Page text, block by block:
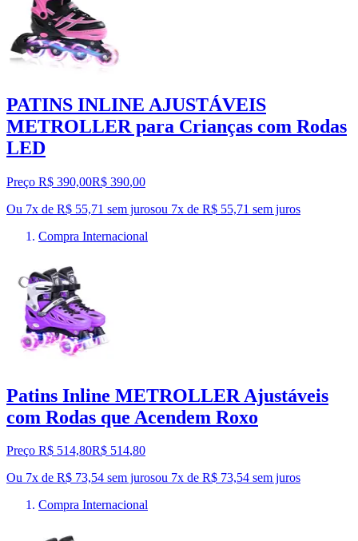
PATINS INLINE AJUSTÁVEIS
METROLLER para Crianças com Rodas
LED
Preço R$ 390,00R$ 390,00
Ou 7x de R$ 55,71 sem jurosou 7x de R$ 55,71 sem juros
Compra Internacional
Patins Inline METROLLER Ajustáveis
com Rodas que Acendem Roxo
Preço R$ 514,80R$ 514,80
Ou 7x de R$ 73,54 sem jurosou 7x de R$ 73,54 sem juros
Compra Internacional